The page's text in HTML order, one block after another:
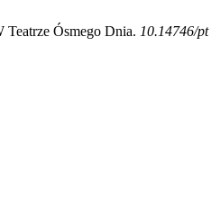
Teatrze Ósmego Dnia. 10.14746/pt